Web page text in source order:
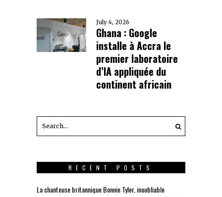
July 4, 2026
Ghana : Google
installe à Accra le
premier laboratoire
d’IA appliquée du
continent africain
RECENT POSTS
La chanteuse britannique Bonnie Tyler, inoubliable